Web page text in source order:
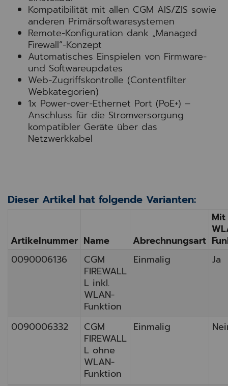
Kompatibilität mit allen CGM AIS/ZIS sowie
anderen Primärsoftwaresystemen
Remote-Konfiguration dank „Managed
Firewall”-Konzept
Automatisches Einspielen von Firmware-
und Softwareupdates
Web-Zugriffskontrolle (Contentfilter
Webkategorien)
1x Power-over-Ethernet Port (PoE+) –
Anschluss für die Stromversorgung
kompatibler Geräte über das
Netzwerkkabel
Dieser Artikel hat folgende Varianten:
Artikelnummer Name Abrechnungsart
Mit
0090006136
CGM
FIREWALL
L inkl.
WLAN-
Funktion
Einmalig Ja
0090006332
CGM
FIREWALL
L ohne
WLAN-
Funktion
Einmalig